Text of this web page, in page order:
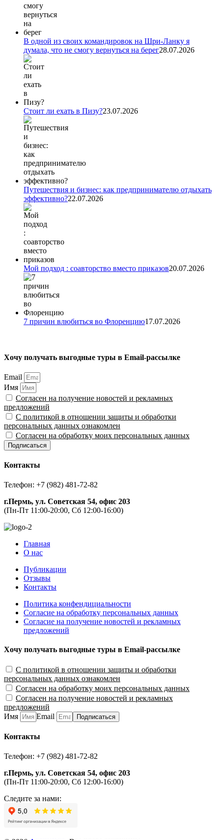
В одной из своих командировок на Шри-Ланку я
думала, что не смогу вернуться на берег28.07.2026
Стоит ли ехать в Пизу?23.07.2026
Путешествия и бизнес: как предпринимателю отдыхать
эффективно?22.07.2026
Мой подход : соавторство вместо приказов20.07.2026
7 причин влюбиться во Флоренцию17.07.2026
Хочу получать выгодные туры в Email-рассылке
Email
Имя
Согласен на получение новостей и рекламных
предложений
С политикой в отношении защиты и обработки
персональных данных ознакомлен
Согласен на обработку моих персональных данных
Подписаться
Контакты
Телефон: +7 (982) 481-72-82
г.Пермь, ул. Советская 54, офис 203
(Пн-Пт 11:00-20:00, Сб 12:00-16:00)
Главная
О нас
Публикации
Отзывы
Контакты
Политика конфендициальности
Согласие на обработку персональных данных
Согласие на получение новостей и рекламных
предложений
Хочу получать выгодные туры в Email-рассылке
С политикой в отношении защиты и обработки
персональных данных ознакомлен
Согласен на обработку моих персональных данных
Согласен на получение новостей и рекламных
предложений
Имя
Email Подписаться
Контакты
Телефон: +7 (982) 481-72-82
г.Пермь, ул. Советская 54, офис 203
(Пн-Пт 11:00-20:00, Сб 12:00-16:00)
Следите за нами: